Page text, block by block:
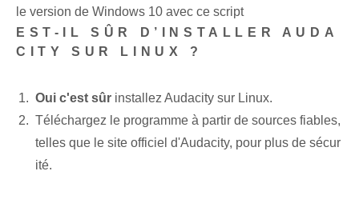
le version de Windows 10 avec ce script
EST-IL SÛR D’INSTALLER AUDA
CITY SUR LINUX ?
Oui c'est sûr installez Audacity sur Linux.
Téléchargez le programme à partir de sources fiables,
telles que le site officiel d'Audacity, pour plus de sécur
ité.